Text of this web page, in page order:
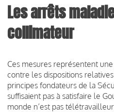
Les arrêts
collimateur
Ces mesures représentent
contre les dispositions
principes fondateurs de la
suffisaient pas à satisfaire le
monde n’est pas télétravailleur.